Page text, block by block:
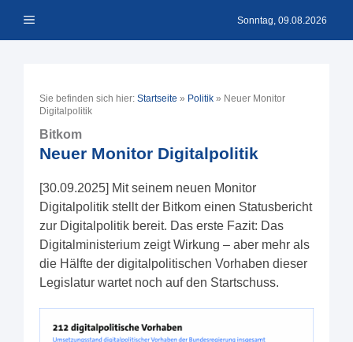
Inhalt Menü Sonntag, 09.08.2026
Sie befinden sich hier: Startseite » Politik » Neuer Monitor
Digitalpolitik
Bitkom
Neuer Monitor Digitalpolitik
[30.09.2025] Mit seinem neuen Monitor
Digitalpolitik stellt der Bitkom einen Statusbericht
zur Digitalpolitik bereit. Das erste Fazit: Das
Digitalministerium zeigt Wirkung – aber mehr als
die Hälfte der digitalpolitischen Vorhaben dieser
Legislatur wartet noch auf den Startschuss.